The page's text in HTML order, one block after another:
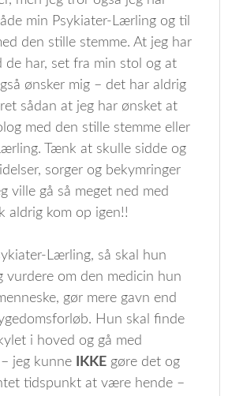
min Psykiater-Lærling og til
den stille stemme. At jeg har
de har, set fra min stol og at
ønsker mig – det har aldrig
sådan at jeg har ønsket at
med den stille stemme eller
Tænk at skulle sidde og
sorger og bekymringer
ville gå så meget ned med
aldrig kom op igen!!
Lærling, så skal hun
vurdere om den medicin hun
gør mere gavn end
Hun skal finde
i hoved og gå med
jeg kunne
IKKE gøre det og
tidspunkt at være hende –